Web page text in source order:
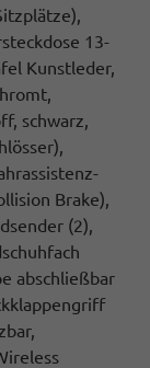
13-
Kunstleder,
schwarz,
Brake),
(2),
abschließbar